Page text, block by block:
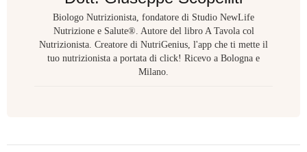
Biologo Nutrizionista, fondatore di Studio NewLife
Nutrizione e Salute®. Autore del libro A Tavola col
Nutrizionista. Creatore di NutriGenius, l'app che ti mette il
tuo nutrizionista a portata di click! Ricevo a Bologna e
Milano.